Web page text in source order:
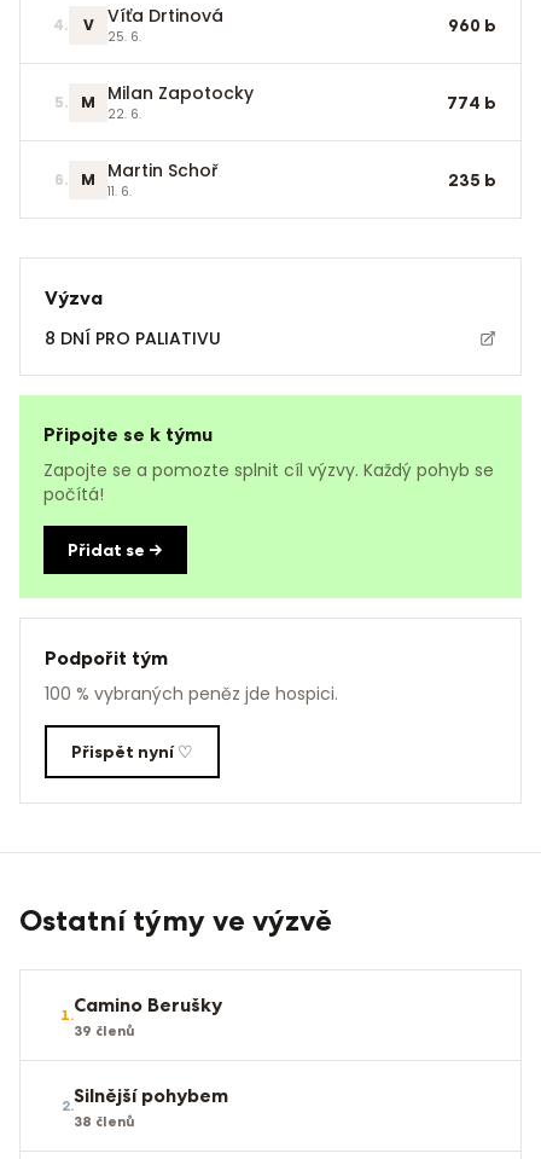
4. V Víťa Drtinová
25. 6.
960 b
5. M Milan Zapotocky
22. 6.
774 b
6. M Martin Schoř
11. 6.
235 b
Výzva
8 DNÍ PRO PALIATIVU
Připojte se k týmu
Zapojte se a pomozte splnit cíl výzvy. Každý pohyb se
počítá!
Přidat se →
Podpořit tým
100 % vybraných peněz jde hospici.
Přispět nyní ♡
Ostatní týmy ve výzvě
1.Camino Berušky
39 členů
2.Silnější pohybem
38 členů